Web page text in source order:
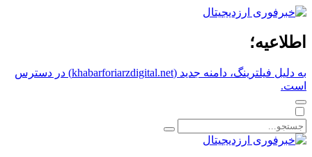
اطلاعیه؛
به دلیل فیلترینگ، دامنه جدید (khabarforiarzdigital.net) در دسترس
است.